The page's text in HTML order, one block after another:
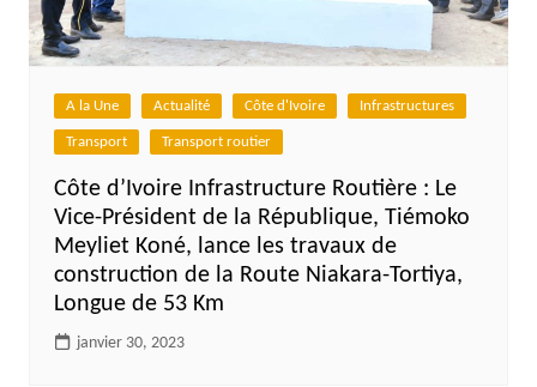
A la Une Actualité Côte d'Ivoire Infrastructures
Transport Transport routier
Côte d’Ivoire Infrastructure Routière : Le
Vice-Président de la République, Tiémoko
Meyliet Koné, lance les travaux de
construction de la Route Niakara-Tortiya,
Longue de 53 Km
janvier 30, 2023